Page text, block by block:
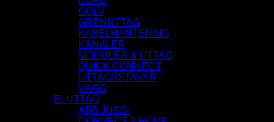
GOLV
GRENUTTAG
KABELHANTERING
KANALER
MODULER & UTTAG
QUICK CONNECT
UTTAGSSTAVAR
VÄGG
ELUTTAG
ABB JUSSI